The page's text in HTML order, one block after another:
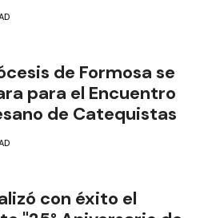
de Formosa se
para el Encuentro
de Catequistas
con éxito el